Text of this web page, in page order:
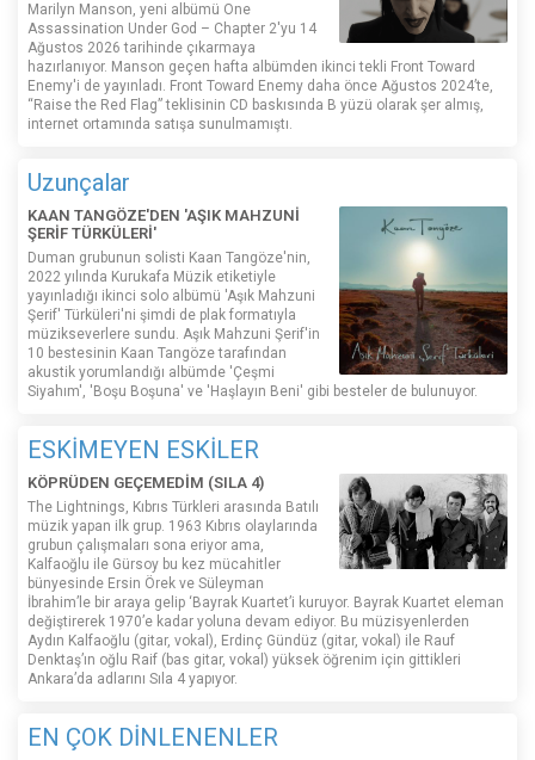
Marilyn Manson, yeni albümü One
Assassination Under God – Chapter 2'yu 14
Ağustos 2026 tarihinde çıkarmaya
hazırlanıyor. Manson geçen hafta albümden ikinci tekli Front Toward
Enemy'i de yayınladı. Front Toward Enemy daha önce Ağustos 2024’te,
“Raise the Red Flag” teklisinin CD baskısında B yüzü olarak şer almış,
internet ortamında satışa sunulmamıştı.
Uzunçalar
KAAN TANGÖZE'DEN 'AŞIK MAHZUNİ
ŞERİF TÜRKÜLERİ'
Duman grubunun solisti Kaan Tangöze'nin,
2022 yılında Kurukafa Müzik etiketiyle
yayınladığı ikinci solo albümü 'Aşık Mahzuni
Şerif' Türküleri'ni şimdi de plak formatıyla
müzikseverlere sundu. Aşık Mahzuni Şerif'in
10 bestesinin Kaan Tangöze tarafından
akustik yorumlandığı albümde 'Çeşmi
Siyahım', 'Boşu Boşuna' ve 'Haşlayın Beni' gibi besteler de bulunuyor.
ESKİMEYEN ESKİLER
KÖPRÜDEN GEÇEMEDİM (SILA 4)
The Lightnings, Kıbrıs Türkleri arasında Batılı
müzik yapan ilk grup. 1963 Kıbrıs olaylarında
grubun çalışmaları sona eriyor ama,
Kalfaoğlu ile Gürsoy bu kez mücahitler
bünyesinde Ersin Örek ve Süleyman
İbrahim’le bir araya gelip ‘Bayrak Kuartet’i kuruyor. Bayrak Kuartet eleman
değiştirerek 1970’e kadar yoluna devam ediyor. Bu müzisyenlerden
Aydın Kalfaoğlu (gitar, vokal), Erdinç Gündüz (gitar, vokal) ile Rauf
Denktaş’ın oğlu Raif (bas gitar, vokal) yüksek öğrenim için gittikleri
Ankara’da adlarını Sıla 4 yapıyor.
EN ÇOK DİNLENENLER